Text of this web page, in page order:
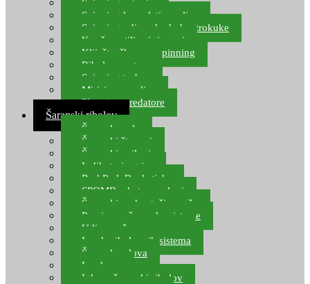
Spinning setovi
Spinning kompleti varalica
Spinning udice, dvokuke, trokuke
Kopče, vrtilice i ringovi
Kliješta, škare za spinning
Ribolov pastrve
Spinning torbe
Mirisi za varalice
Plovci za predatore
Šaranski ribolov
Šaranske role
Šaranski štapovi
Šaranski najloni
Indikatori ugriza
Rod Pod, Banksticks
SPOMB rakete, markeri
Šaranski podmetači, mreže
Pernice za šaranske sisteme
Udice za šarana, amura
Izrada ribolovnih sistema
Šaranska olova
Leadcore
Igle za šaranski ribolov